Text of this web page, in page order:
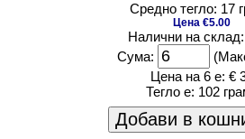
Средно тегло: 17
Цена €5.00
Налични на
Сума:
Цена на 6 е: €
Тегло е: 102
Добави в